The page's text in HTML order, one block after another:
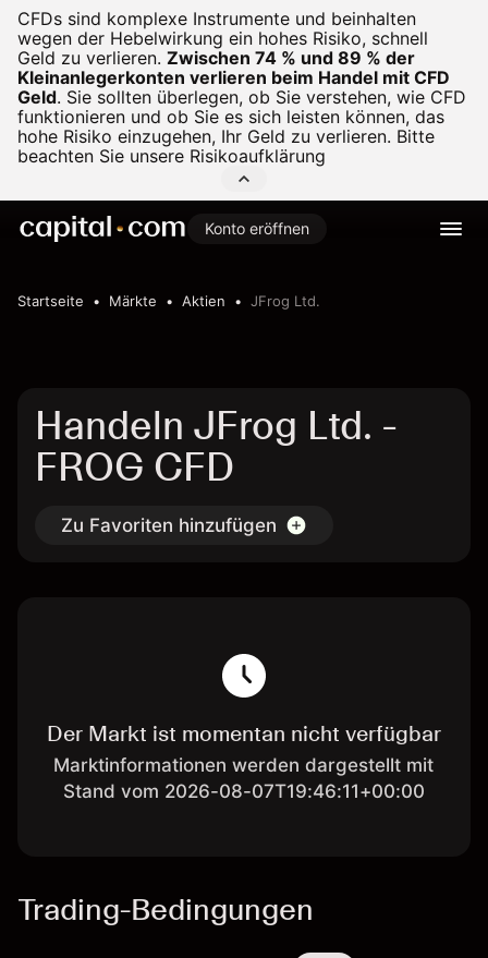
CFDs sind komplexe Instrumente und beinhalten
wegen der Hebelwirkung ein hohes Risiko, schnell
Geld zu verlieren. Zwischen 74 % und 89 % der
Kleinanlegerkonten verlieren beim Handel mit CFD
Geld. Sie sollten überlegen, ob Sie verstehen, wie CFD
funktionieren und ob Sie es sich leisten können, das
hohe Risiko einzugehen, Ihr Geld zu verlieren. Bitte
beachten Sie unsere Risikoaufklärung
Konto eröffnen
Startseite Märkte Aktien JFrog Ltd.
Handeln JFrog Ltd. -
FROG CFD
Zu Favoriten hinzufügen
Der Markt ist momentan nicht verfügbar
Marktinformationen werden dargestellt mit
Stand vom 2026-08-07T19:46:11+00:00
Trading-Bedingungen